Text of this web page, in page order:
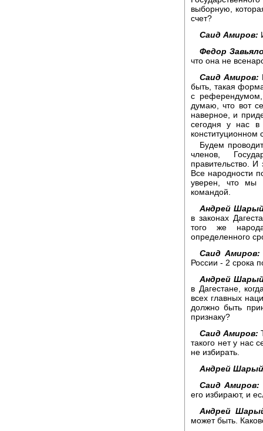
выборную,
счет?
Саид Амиров:
Федор
что она не
Саид Амиров:
быть, такая
с
думаю, что вот
наверное, и
сегодня у нас в
конституционном
Будем
членов,
правительство.
Все народности
уверен, что мы
командой.
Андрей
в законах
того же
определенного
Саид Амиров:
России - 2 срока
Андрей
в Дагестане,
всех главных
должно быть
признаку?
Саид Амиров:
такого нет у нас
не избирать.
Андрей
Саид Амиров:
его избирают, и
Андрей
может быть.